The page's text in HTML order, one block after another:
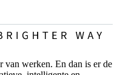
van werken. En dan is er de